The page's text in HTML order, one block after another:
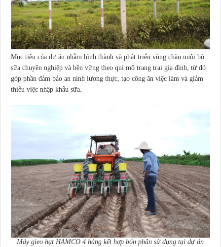
Mục tiêu của dự án nhằm hình thành và phát triển vùng chăn nuôi bò
sữa chuyên nghiệp và bền vững theo qui mô trang trai gia đình, từ đó
góp phần đảm bảo an ninh lương thực, tạo công ăn việc làm và giảm
thiểu việc nhập khẩu sữa.
Máy gieo hạt HAMCO 4 hàng kết hợp bón phân sử dụng tại dự án